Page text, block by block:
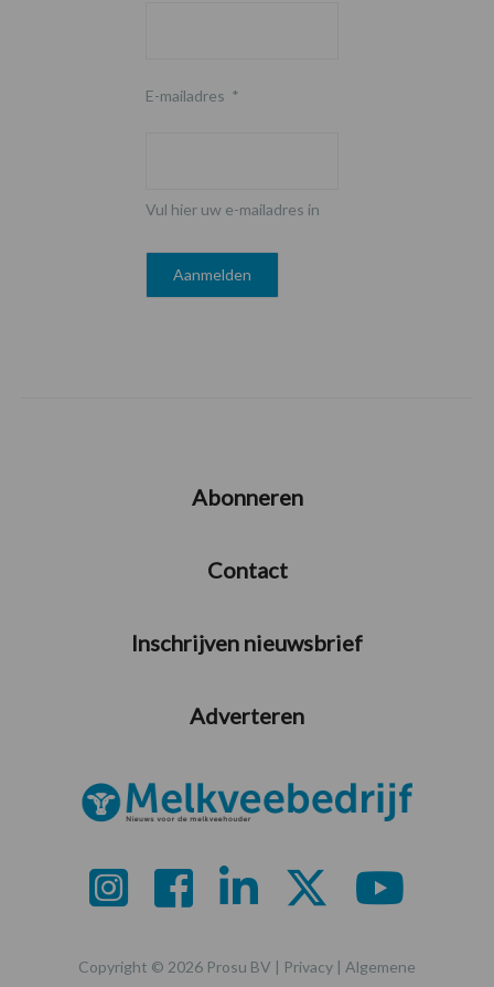
E-mailadres *
Vul hier uw e-mailadres in
Abonneren
Contact
Inschrijven nieuwsbrief
Adverteren
Copyright © 2026 Prosu BV | Privacy | Algemene